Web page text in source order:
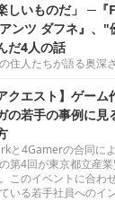
しいものだ」 ─
ンツ ダフネ』、
だ4人の話
住人たちが語る奥深さ
クエスト】ゲー
の若手の事例に見
と4Gamerの合同に
第4回が東京都立産
このイベントに合わ
いる若手社員へのイ